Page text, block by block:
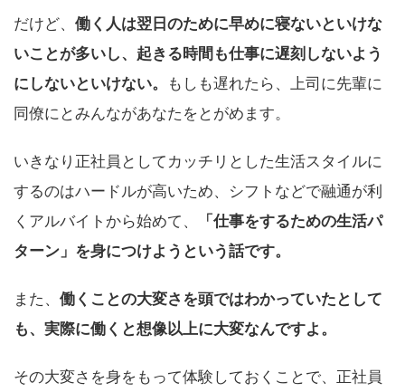
だけど、 働く人は翌日のために早めに寝ないといけな
いことが多いし、起きる時間も仕事に遅刻しないよう
にしないといけない。
もしも遅れたら、上司に先輩に
同僚にとみんながあなたをとがめます。
いきなり正社員としてカッチリとした生活スタイルに
するのはハードルが高いため、シフトなどで融通が利
くアルバイトから始めて、
「仕事をするための生活パ
ターン」を身につけようという話です。
また、 働くことの大変さを頭ではわかっていたとして
も、実際に働くと想像以上に大変なんですよ。
その大変さを身をもって体験しておくことで、正社員